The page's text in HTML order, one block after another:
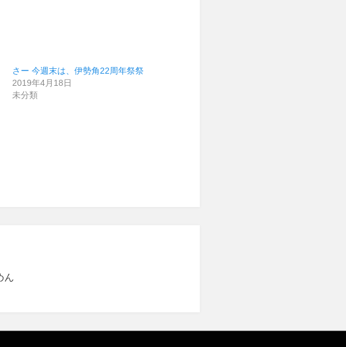
さー 今週末は、伊勢角22周年祭祭
2019年4月18日
未分類
ん